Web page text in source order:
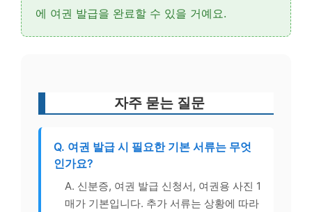
에 여권 발급을 완료할 수 있을 거예요.
자주 묻는 질문
Q. 여권 발급 시 필요한 기본 서류는 무엇
인가요?
A. 신분증, 여권 발급 신청서, 여권용 사진 1
매가 기본입니다. 추가 서류는 상황에 따라